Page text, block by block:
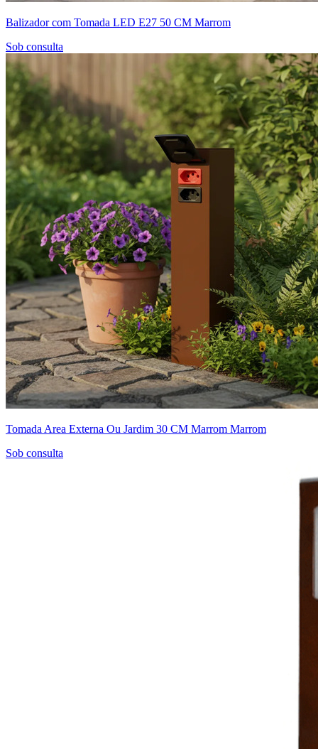
Balizador com Tomada LED E27 50 CM Marrom
Sob consulta
Tomada Area Externa Ou Jardim 30 CM Marrom Marrom
Sob consulta